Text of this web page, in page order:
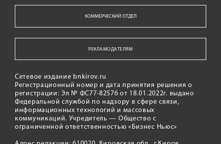
КОММЕРЧЕСКИЙ ОТДЕЛ
РЕКЛАМОДАТЕЛЯМ
Сетевое издание bnkirov.ru
Регистрационный номер и дата принятия решения о
регистрации: Эл № ФС77-82576 от 18.01.2022г. выдано
Федеральной службой по надзору в сфере связи,
информационных технологий и массовых
коммуникаций. Учредитель — Общество с
ограниченной ответственностью «Бизнес Ньюс»